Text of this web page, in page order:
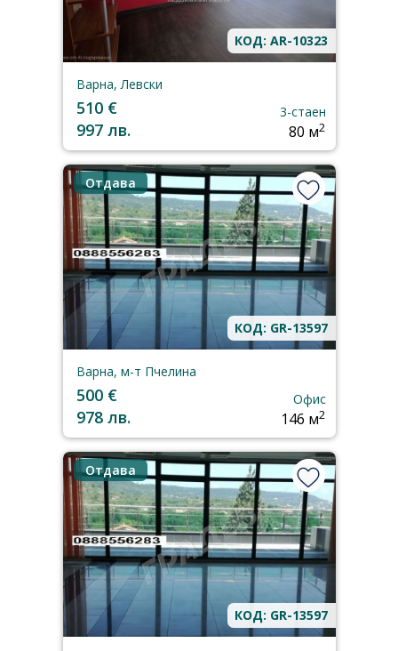
КОД: AR-10323
Варна, Левски
510 €
997 лв.
3-стаен
80 м2
Отдава
КОД: GR-13597
Варна, м-т Пчелина
500 €
978 лв.
Офис
146 м2
Отдава
КОД: GR-13597